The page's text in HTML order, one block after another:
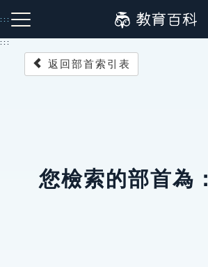
到
主
:::
:::
返回部首索引表
您檢索的部首為：